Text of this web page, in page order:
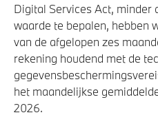
Digital Services Act, minder
waarde te bepalen, hebben
van de afgelopen zes
rekening houdend met de
het maandelijkse
2026.